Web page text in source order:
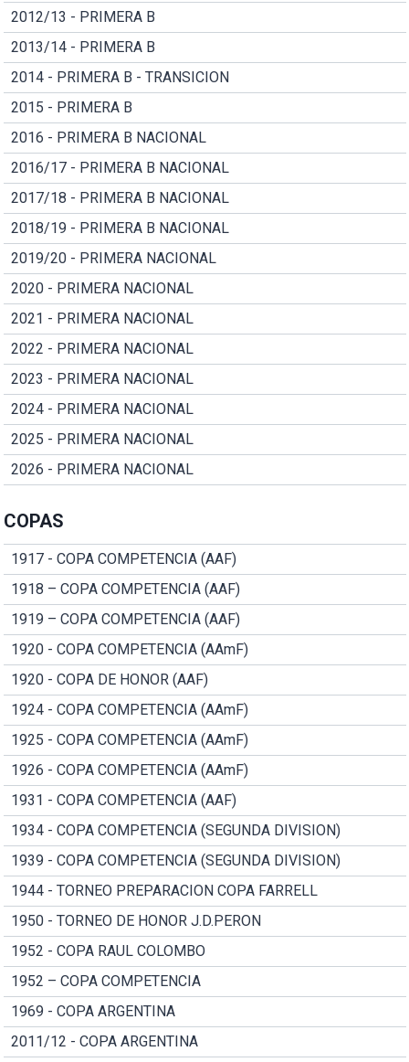
2012/13 - PRIMERA B
2013/14 - PRIMERA B
2014 - PRIMERA B - TRANSICION
2015 - PRIMERA B
2016 - PRIMERA B NACIONAL
2016/17 - PRIMERA B NACIONAL
2017/18 - PRIMERA B NACIONAL
2018/19 - PRIMERA B NACIONAL
2019/20 - PRIMERA NACIONAL
2020 - PRIMERA NACIONAL
2021 - PRIMERA NACIONAL
2022 - PRIMERA NACIONAL
2023 - PRIMERA NACIONAL
2024 - PRIMERA NACIONAL
2025 - PRIMERA NACIONAL
2026 - PRIMERA NACIONAL
COPAS
1917 - COPA COMPETENCIA (AAF)
1918 – COPA COMPETENCIA (AAF)
1919 – COPA COMPETENCIA (AAF)
1920 - COPA COMPETENCIA (AAmF)
1920 - COPA DE HONOR (AAF)
1924 - COPA COMPETENCIA (AAmF)
1925 - COPA COMPETENCIA (AAmF)
1926 - COPA COMPETENCIA (AAmF)
1931 - COPA COMPETENCIA (AAF)
1934 - COPA COMPETENCIA (SEGUNDA DIVISION)
1939 - COPA COMPETENCIA (SEGUNDA DIVISION)
1944 - TORNEO PREPARACION COPA FARRELL
1950 - TORNEO DE HONOR J.D.PERON
1952 - COPA RAUL COLOMBO
1952 – COPA COMPETENCIA
1969 - COPA ARGENTINA
2011/12 - COPA ARGENTINA